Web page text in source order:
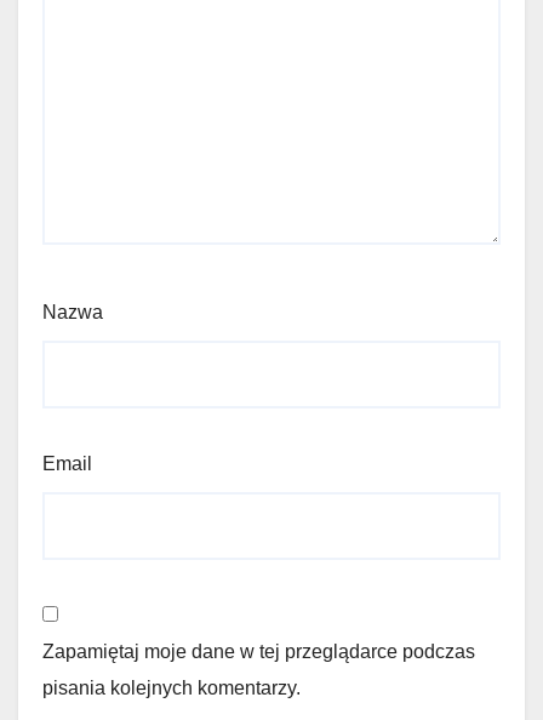
Nazwa
Email
Zapamiętaj moje dane w tej przeglądarce podczas
pisania kolejnych komentarzy.